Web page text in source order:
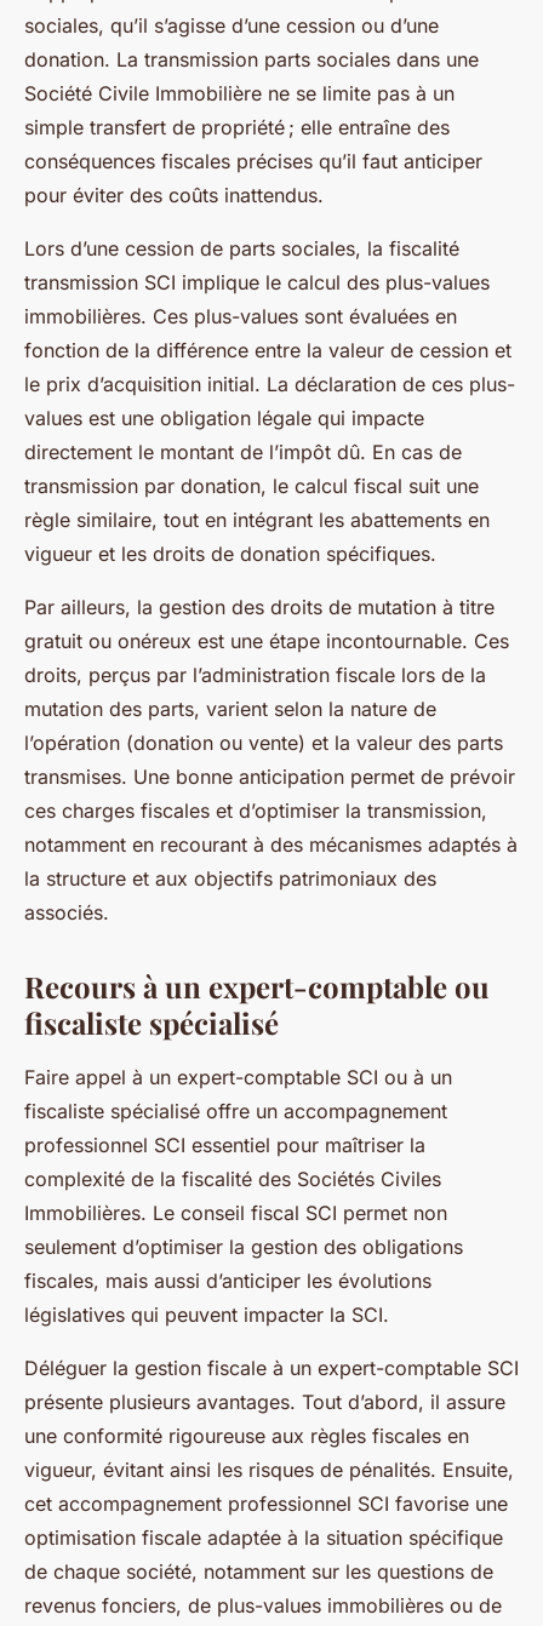
sociales, qu’il s’agisse d’une cession ou d’une
donation. La transmission parts sociales dans une
Société Civile Immobilière ne se limite pas à un
simple transfert de propriété ; elle entraîne des
conséquences fiscales précises qu’il faut anticiper
pour éviter des coûts inattendus.
Lors d’une cession de parts sociales, la fiscalité
transmission SCI implique le calcul des plus-values
immobilières. Ces plus-values sont évaluées en
fonction de la différence entre la valeur de cession et
le prix d’acquisition initial. La déclaration de ces plus-
values est une obligation légale qui impacte
directement le montant de l’impôt dû. En cas de
transmission par donation, le calcul fiscal suit une
règle similaire, tout en intégrant les abattements en
vigueur et les droits de donation spécifiques.
Par ailleurs, la gestion des droits de mutation à titre
gratuit ou onéreux est une étape incontournable. Ces
droits, perçus par l’administration fiscale lors de la
mutation des parts, varient selon la nature de
l’opération (donation ou vente) et la valeur des parts
transmises. Une bonne anticipation permet de prévoir
ces charges fiscales et d’optimiser la transmission,
notamment en recourant à des mécanismes adaptés à
la structure et aux objectifs patrimoniaux des
associés.
Recours à un expert-comptable ou
fiscaliste spécialisé
Faire appel à un expert-comptable SCI ou à un
fiscaliste spécialisé offre un accompagnement
professionnel SCI essentiel pour maîtriser la
complexité de la fiscalité des Sociétés Civiles
Immobilières. Le conseil fiscal SCI permet non
seulement d’optimiser la gestion des obligations
fiscales, mais aussi d’anticiper les évolutions
législatives qui peuvent impacter la SCI.
Déléguer la gestion fiscale à un expert-comptable SCI
présente plusieurs avantages. Tout d’abord, il assure
une conformité rigoureuse aux règles fiscales en
vigueur, évitant ainsi les risques de pénalités. Ensuite,
cet accompagnement professionnel SCI favorise une
optimisation fiscale adaptée à la situation spécifique
de chaque société, notamment sur les questions de
revenus fonciers, de plus-values immobilières ou de